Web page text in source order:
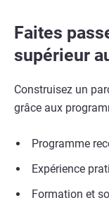
Faites
supérieur
Construisez un
grâce aux
Programme
Expérience
Formation et